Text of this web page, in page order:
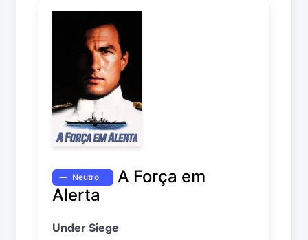
Neutro
A Força em
Alerta
Under Siege